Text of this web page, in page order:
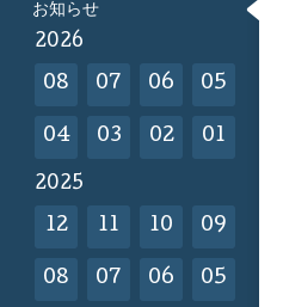
お知らせ
2026
08 07 06 05
04 03 02 01
2025
12 11 10 09
08 07 06 05